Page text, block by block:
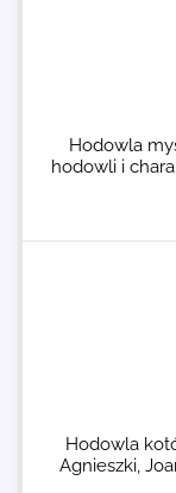
Hodowla
hodowli i
Hodowla
Agnieszki,